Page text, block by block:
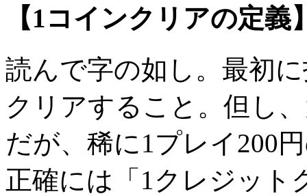
【1コインクリアの定義
読んで字の如し。最初
クリアすること。但し
だが、稀に1プレイ200
正確には「1クレジット